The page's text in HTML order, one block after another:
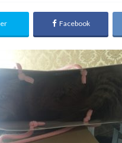
Facebook